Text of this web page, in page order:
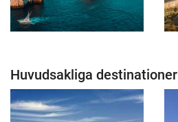
Huvudsakliga destinationer